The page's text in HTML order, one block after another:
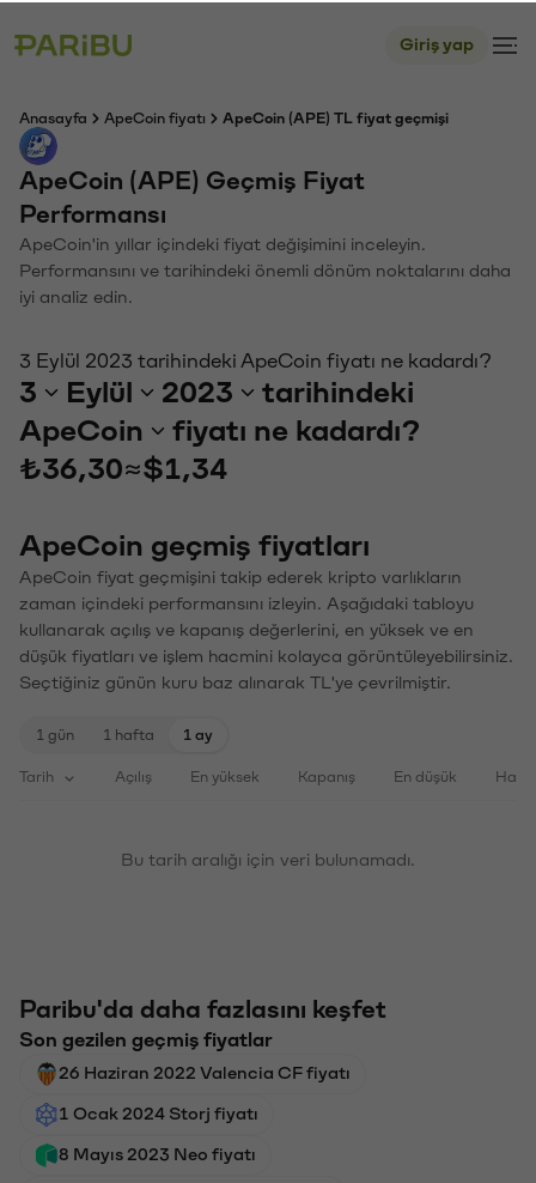
Giriş yap
Anasayfa ApeCoin fiyatı ApeCoin (APE) TL fiyat geçmişi
ApeCoin (APE) Geçmiş Fiyat
Performansı
ApeCoin'in yıllar içindeki fiyat değişimini inceleyin.
Performansını ve tarihindeki önemli dönüm noktalarını daha
iyi analiz edin.
3 Eylül 2023 tarihindeki ApeCoin fiyatı ne kadardı?
3 Eylül 2023
tarihindeki
ApeCoin
fiyatı ne kadardı?
₺36,30≈$1,34
ApeCoin geçmiş fiyatları
ApeCoin fiyat geçmişini takip ederek kripto varlıkların
zaman içindeki performansını izleyin. Aşağıdaki tabloyu
kullanarak açılış ve kapanış değerlerini, en yüksek ve en
düşük fiyatları ve işlem hacmini kolayca görüntüleyebilirsiniz.
Seçtiğiniz günün kuru baz alınarak TL'ye çevrilmiştir.
1 gün 1 hafta 1 ay
Tarih Açılış En yüksek Kapanış En düşük
Bu tarih aralığı için veri bulunamadı.
Paribu'da daha fazlasını keşfet
Son gezilen geçmiş fiyatlar
26 Haziran 2022 Valencia CF fiyatı
1 Ocak 2024 Storj fiyatı
8 Mayıs 2023 Neo fiyatı